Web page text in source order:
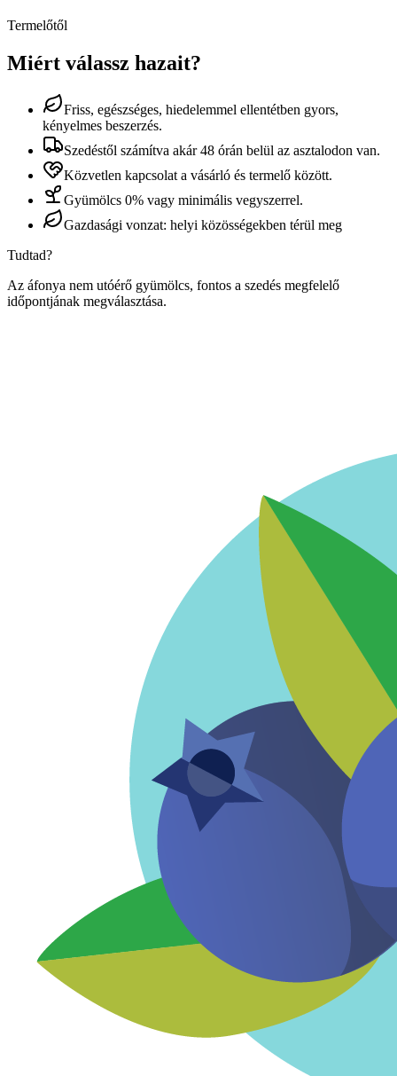
Termelőtől
Miért válassz hazait?
Friss, egészséges, hiedelemmel ellentétben gyors,
kényelmes beszerzés.
Szedéstől számítva akár 48 órán belül az asztalodon van.
Közvetlen kapcsolat a vásárló és termelő között.
Gyümölcs 0% vagy minimális vegyszerrel.
Gazdasági vonzat: helyi közösségekben térül meg
Tudtad?
Az áfonya nem utóérő gyümölcs, fontos a szedés megfelelő
időpontjának megválasztása.